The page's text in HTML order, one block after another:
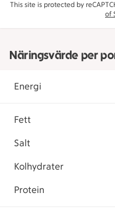
This site is protected by
of
Näringsvärde per
Energi
Fett
Salt
Kolhydrater
Protein